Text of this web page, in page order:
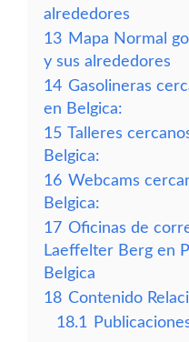
alrededores
13 Mapa Normal
y sus alrededores
14 Gasolineras
en Belgica:
15 Talleres
Belgica:
16 Webcams
Belgica:
17 Oficinas de
Laeffelter Berg en
Belgica
18 Contenido
18.1